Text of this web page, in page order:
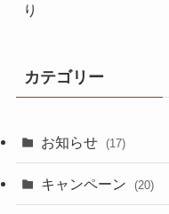
り
カテゴリー
お知らせ (17)
キャンペーン (20)